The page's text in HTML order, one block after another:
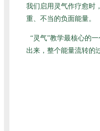
我们启用灵气作疗愈时
重、不当的负面能量。
“灵气”教学最核心的
出来，整个能量流转的